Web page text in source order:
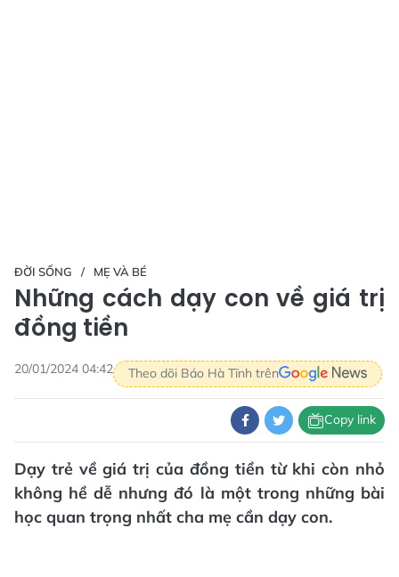
ĐỜI SỐNG MẸ VÀ BÉ
Những cách dạy con về giá trị
đồng tiền
20/01/2024 04:42 Theo dõi Báo Hà Tĩnh trên
Copy link
Dạy trẻ về giá trị của đồng tiền từ khi còn nhỏ
không hề dễ nhưng đó là một trong những bài
học quan trọng nhất cha mẹ cần dạy con.